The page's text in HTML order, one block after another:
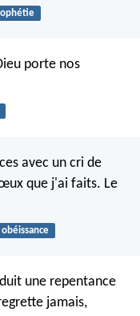
porte nos
avec un cri de
que j'ai faits. Le
obéissance
une repentance
jamais,